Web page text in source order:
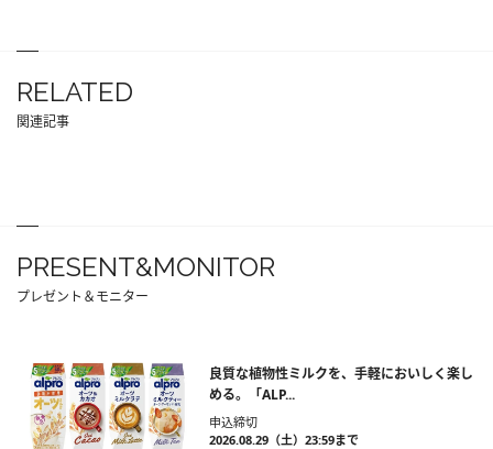
RELATED
関連記事
PRESENT&MONITOR
プレゼント＆モニター
良質な植物性ミルクを、手軽においしく楽し
める。「ALP...
申込締切
2026.08.29（土）23:59まで